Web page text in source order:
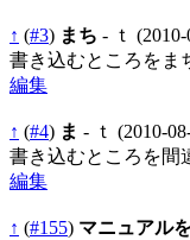
↑ (#3) まち - ｔ
書き込むところをま
編集
↑ (#4) ま - ｔ (2010-
書き込むところを間
編集
↑ (#155) マニュアル